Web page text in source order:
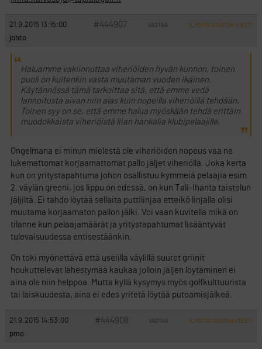
21.9.2015 13:15:00 #444907 VASTAA ILMOITA ASIATON VIESTI
johto
Haluamme vakiinnuttaa viheriöiden hyvän kunnon, toinen
puoli on kuitenkin vasta muutaman vuoden ikäinen.
Käytännössä tämä tarkoittaa sitä, että emme vedä
lannoitusta aivan niin alas kuin nopeilla viheriöillä tehdään.
Toinen syy on se, että emme halua myöskään tehdä erittäin
muodokkaista viheriöistä liian hankalia klubipelaajille.
Ongelmana ei minun mielestä ole viheriöiden nopeus vaa ne
lukemattomat korjaamattomat pallo jäljet viheriöllä. Joka kerta
kun on yritystapahtuma johon osallistuu kymmeiä pelaajia esim
2. väylän greeni, jos lippu on edessä, on kun Tali-Ihanta taistelun
jäljiltä. Ei tahdo löytää sellaita puttilinjaa etteikö linjalla olisi
muutama korjaamaton pallon jälki. Voi vaan kuvitella mikä on
tilanne kun pelaajamäärät ja yritystapahtumat lisääntyvät
tulevaisuudessa entisestäänkin.
On toki myönettävä että useiilla väylillä suuret griinit
houkuttelevat lähestymää kaukaa jolloin jäljen löytäminen ei
aina ole niin helppoa. Mutta kyllä kysymys myös golfkulttuurista
tai laiskuudesta, aina ei edes yritetä löytää putoamisjälkeä.
21.9.2015 14:53:00 #444908 VASTAA ILMOITA ASIATON VIESTI
pmo